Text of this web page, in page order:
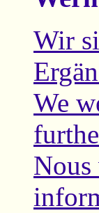
Wir
We
Nous